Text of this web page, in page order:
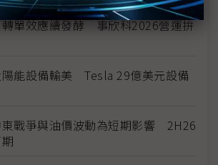
單效應續發酵 事欣科2026營運拚
能設備輸美 Tesla 29億美元設備
戰爭與油價波動為短期影響 2H26